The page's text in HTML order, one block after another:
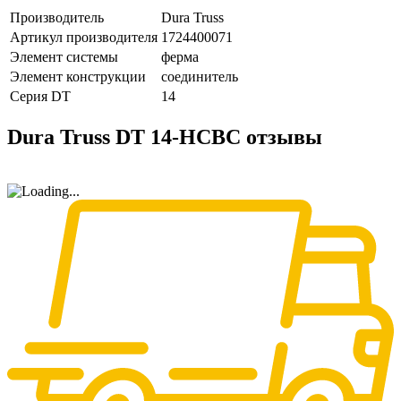
Производитель
Dura Truss
Артикул производителя 1724400071
Элемент системы
ферма
Элемент конструкции
соединитель
Серия DT
14
Dura Truss DT 14-HCBC отзывы